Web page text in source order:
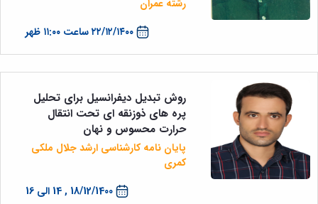
فرم
۲۲/۱۲/۱۴۰۰ ساعت ۱۱:۰۰ ظهر
رشته عمران
18/12/1400 , 14 الی 16
روش تبدیل دیفرانسیل برای تحلیل
پره های ذوزنقه ای تحت انتقال
حرارت محسوس و نهان
پایان نامه کارشناسی ارشد جلال ملکی
کمری